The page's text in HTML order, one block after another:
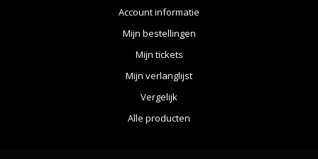
Account informatie
Mijn bestellingen
Mijn tickets
Mijn verlanglijst
Vergelijk
Alle producten